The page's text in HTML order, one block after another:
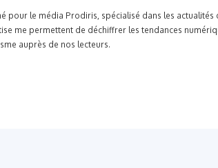
pour le média Prodiris, spécialisé dans les actualités
me permettent de déchiffrer les tendances
auprès de nos lecteurs.